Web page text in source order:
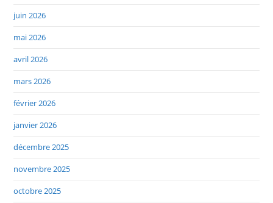
juin 2026
mai 2026
avril 2026
mars 2026
février 2026
janvier 2026
décembre 2025
novembre 2025
octobre 2025